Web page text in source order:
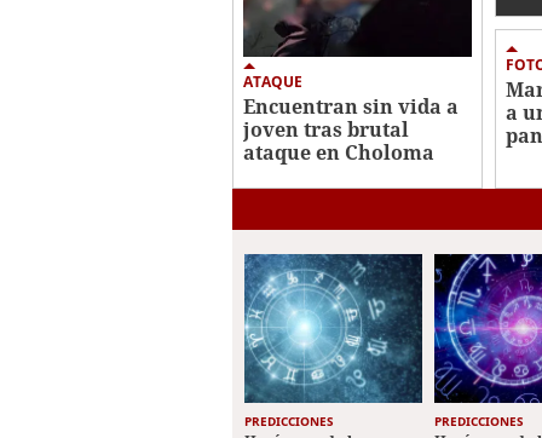
ATAQUE
Encuentran sin vida a
joven tras brutal
ataque en Choloma
a
PREDICCIONES PREDICCIONES